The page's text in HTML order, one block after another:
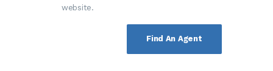
website.